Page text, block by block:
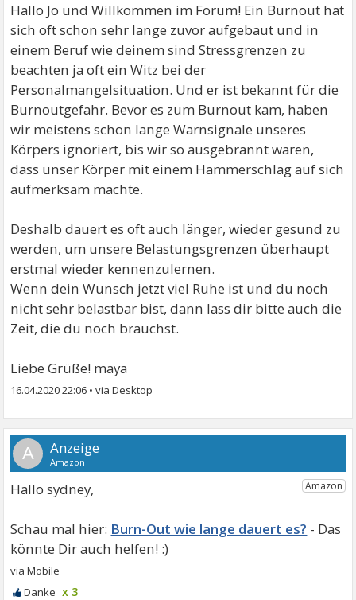
Hallo Jo und Willkommen im Forum! Ein Burnout hat
sich oft schon sehr lange zuvor aufgebaut und in
einem Beruf wie deinem sind Stressgrenzen zu
beachten ja oft ein Witz bei der
Personalmangelsituation. Und er ist bekannt für die
Burnoutgefahr. Bevor es zum Burnout kam, haben
wir meistens schon lange Warnsignale unseres
Körpers ignoriert, bis wir so ausgebrannt waren,
dass unser Körper mit einem Hammerschlag auf sich
aufmerksam machte.
Deshalb dauert es oft auch länger, wieder gesund zu
werden, um unsere Belastungsgrenzen überhaupt
erstmal wieder kennenzulernen.
Wenn dein Wunsch jetzt viel Ruhe ist und du noch
nicht sehr belastbar bist, dann lass dir bitte auch die
Zeit, die du noch brauchst.
Liebe Grüße! maya
16.04.2020 22:06 •
A
Hallo sydney,
Burn-Out wie lange dauert es?
x 3